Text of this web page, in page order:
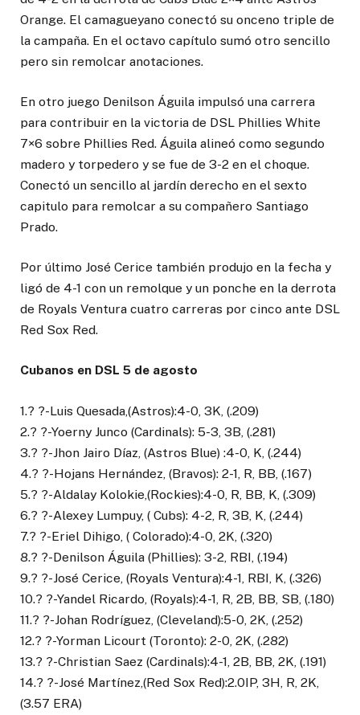
Orange. El camagueyano conectó su onceno triple de
la campaña. En el octavo capítulo sumó otro sencillo
pero sin remolcar anotaciones.
En otro juego Denilson Águila impulsó una carrera
para contribuir en la victoria de DSL Phillies White
7×6 sobre Phillies Red. Águila alineó como segundo
madero y torpedero y se fue de 3-2 en el choque.
Conectó un sencillo al jardín derecho en el sexto
capitulo para remolcar a su compañero Santiago
Prado.
Por último José Cerice también produjo en la fecha y
ligó de 4-1 con un remolque y un ponche en la derrota
de Royals Ventura cuatro carreras por cinco ante DSL
Red Sox Red.
Cubanos en DSL 5 de agosto
1.? ?-Luis Quesada,(Astros):4-0, 3K, (.209)
2.? ?-Yoerny Junco (Cardinals): 5-3, 3B, (.281)
3.? ?-Jhon Jairo Díaz, (Astros Blue) :4-0, K, (.244)
4.? ?-Hojans Hernández, (Bravos): 2-1, R, BB, (.167)
5.? ?-Aldalay Kolokie,(Rockies):4-0, R, BB, K, (.309)
6.? ?-Alexey Lumpuy, ( Cubs): 4-2, R, 3B, K, (.244)
7.? ?-Eriel Dihigo, ( Colorado):4-0, 2K, (.320)
8.? ?-Denilson Águila (Phillies): 3-2, RBI, (.194)
9.? ?-José Cerice, (Royals Ventura):4-1, RBI, K, (.326)
10.? ?-Yandel Ricardo, (Royals):4-1, R, 2B, BB, SB, (.180)
11.? ?-Johan Rodríguez, (Cleveland):5-0, 2K, (.252)
12.? ?-Yorman Licourt (Toronto): 2-0, 2K, (.282)
13.? ?-Christian Saez (Cardinals):4-1, 2B, BB, 2K, (.191)
14.? ?-José Martínez,(Red Sox Red):2.0IP, 3H, R, 2K,
(3.57 ERA)